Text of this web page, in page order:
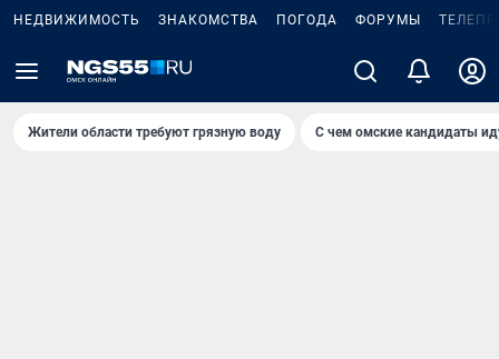
НЕДВИЖИМОСТЬ ЗНАКОМСТВА ПОГОДА ФОРУМЫ
Жители области требуют грязную воду С чем омские кандидаты